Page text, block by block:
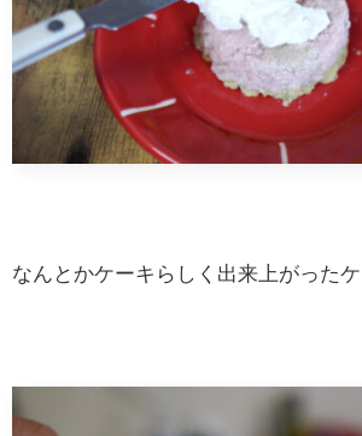
なんとかケーキらしく出来上がったケ